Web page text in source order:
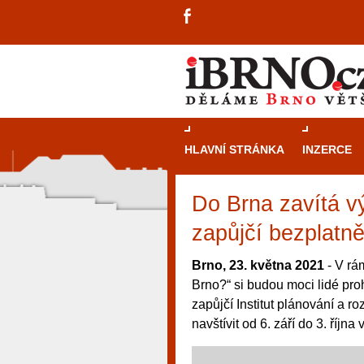
HLAVNÍ STRÁNKA INZERCE
Do Brna zavítá
zapůjčí bezplatně
Brno, 23. května 2021 - V
Brno?“ si budou moci lidé
zapůjčí Institut plánování a
navštívit od 6. září do 3. října